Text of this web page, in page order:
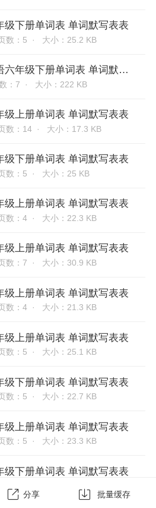
级下册单词表 单词默写表表
数：5 · 大小：25.2 KB
开心版小学英语六年级下册单词表 单词默写表表
：7 · 大小：222 KB
级上册单词表 单词默写表表
数：14 · 大小：17.3 KB
级下册单词表 单词默写表表
数：5 · 大小：25 KB
级上册单词表 单词默写表表
数：4 · 大小：22.3 KB
级上册单词表 单词默写表表
数：7 · 大小：30.9 KB
级上册单词表 单词默写表表
数：4 · 大小：21.3 KB
级上册单词表 单词默写表表
数：5 · 大小：25.1 KB
级下册单词表 单词默写表表
数：5 · 大小：22.7 KB
级上册单词表 单词默写表表
数：5 · 大小：23.3 KB
级下册单词表 单词默写表表
 分享  批量缓存